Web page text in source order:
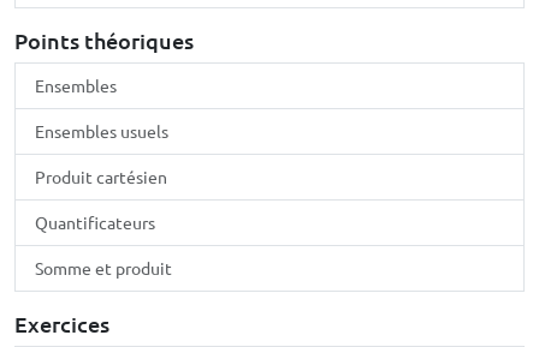
Points théoriques
Ensembles
Ensembles usuels
Produit cartésien
Quantificateurs
Somme et produit
Exercices